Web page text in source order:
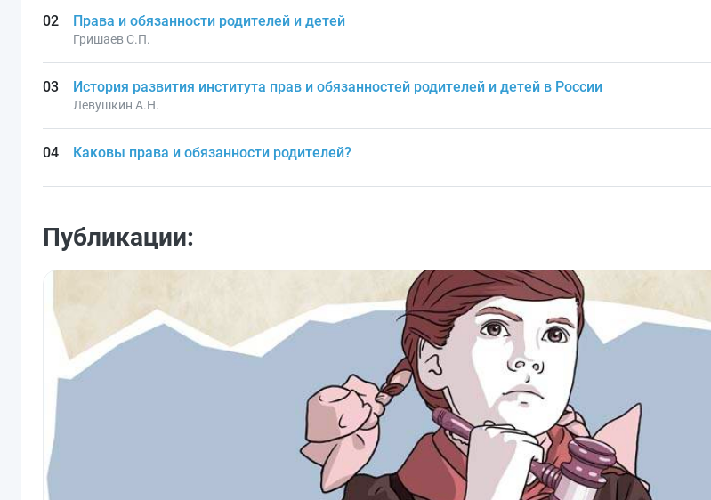
Права и обязанности родителей и детей
Гришаев С.П.
История развития института прав и обязанностей родителей и детей в России
Левушкин А.Н.
Каковы права и обязанности родителей?
Публикации: